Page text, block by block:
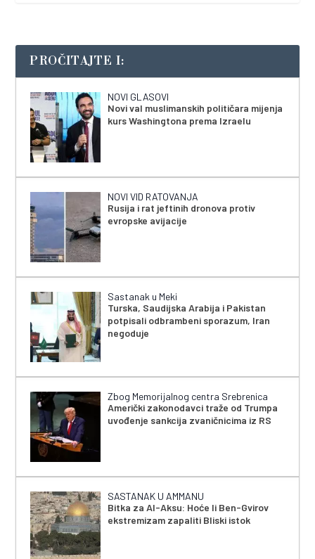
PROČITAJTE I:
NOVI GLASOVI
Novi val muslimanskih političara mijenja
kurs Washingtona prema Izraelu
NOVI VID RATOVANJA
Rusija i rat jeftinih dronova protiv
evropske avijacije
Sastanak u Meki
Turska, Saudijska Arabija i Pakistan
potpisali odbrambeni sporazum, Iran
negoduje
Zbog Memorijalnog centra Srebrenica
Američki zakonodavci traže od Trumpa
uvođenje sankcija zvaničnicima iz RS
SASTANAK U AMMANU
Bitka za Al-Aksu: Hoće li Ben-Gvirov
ekstremizam zapaliti Bliski istok